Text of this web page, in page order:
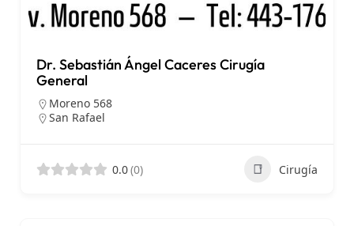
Dr. Sebastián Ángel Caceres Cirugía
General
Moreno 568
San Rafael
0.0(0) Cirugía